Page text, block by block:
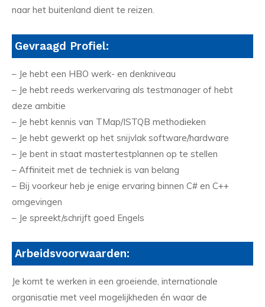
naar het buitenland dient te reizen.
Gevraagd Profiel:
– Je hebt een HBO werk- en denkniveau
– Je hebt reeds werkervaring als testmanager of hebt
deze ambitie
– Je hebt kennis van TMap/ISTQB methodieken
– Je hebt gewerkt op het snijvlak software/hardware
– Je bent in staat mastertestplannen op te stellen
– Affiniteit met de techniek is van belang
– Bij voorkeur heb je enige ervaring binnen C# en C++
omgevingen
– Je spreekt/schrijft goed Engels
Arbeidsvoorwaarden:
Je komt te werken in een groeiende, internationale
organisatie met veel mogelijkheden én waar de